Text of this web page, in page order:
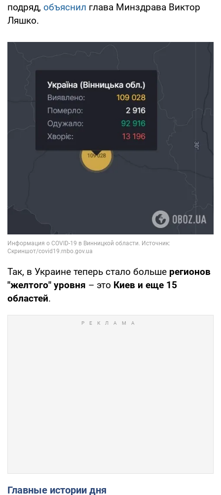
подряд, объяснил глава Минздрава Виктор
Ляшко.
Так, в Украине теперь стало больше регионов
"желтого" уровня – это Киев и еще 15
областей.
Главные истории дня